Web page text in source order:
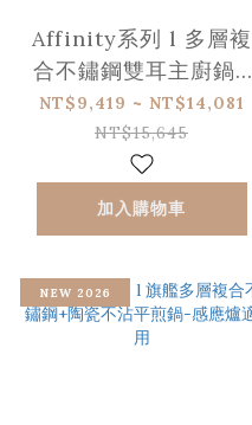
Affinity系列 l 多層複
合不鏽鋼雙耳主廚鍋 l
含蓋 l 2026 新升級
NT$9,419 ~ NT$14,081
NT$15,645
加入購物車
NEW 2026